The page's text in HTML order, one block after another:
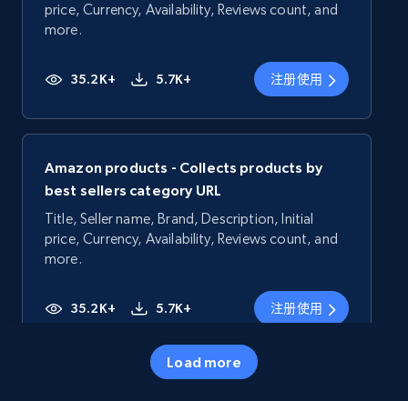
price, Currency, Availability, Reviews count, and
more.
35.2K+ 5.7K+ 注册使用
Amazon products - Collects products by
best sellers category URL
Title, Seller name, Brand, Description, Initial
price, Currency, Availability, Reviews count, and
more.
35.2K+ 5.7K+ 注册使用
Load more